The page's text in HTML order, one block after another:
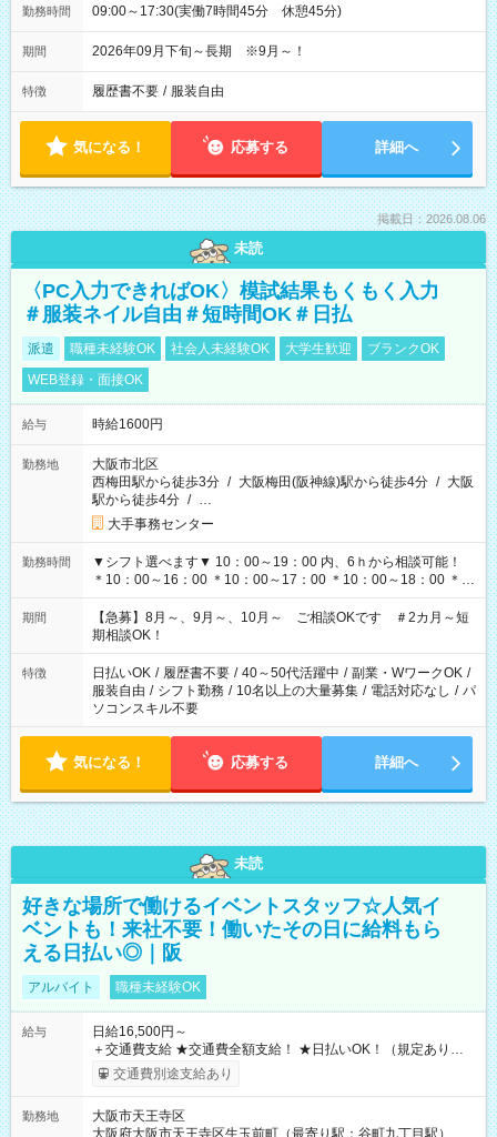
勤務時間 09:00～17:30(実働7時間45分 休憩45分)
期間 2026年09月下旬～長期 ※9月～！
特徴 履歴書不要 / 服装自由
気になる！ 応募する 詳細へ
掲載日：2026.08.06
未読
〈PC入力できればOK〉模試結果もくもく入力
＃服装ネイル自由＃短時間OK＃日払
派遣 職種未経験OK 社会人未経験OK 大学生歓迎
ブランクOK
WEB登録・面接OK
給与 時給1600円
勤務地
大阪市北区
西梅田駅から徒歩3分 / 大阪梅田(阪神線)駅から徒歩4分 / 大阪
駅から徒歩4分 / …
大手事務センター
勤務時間
▼シフト選べます▼ 10：00～19：00 内、6ｈから相談可能！
＊10：00～16：00 ＊10：00～17：00 ＊10：00～18：00 ＊
11：00～19：00 ＊12：00～19：00 ＊13：00～19：00
期間
【急募】8月～、9月～、10月～ ご相談OKです ＃2カ月～短
期相談OK！
特徴 日払いOK / 履歴書不要 / 40～50代活躍中 / 副業・WワークOK /
服装自由 / シフト勤務 / 10名以上の大量募集 / 電話対応なし / パ
ソコンスキル不要
気になる！ 応募する 詳細へ
未読
好きな場所で働けるイベントスタッフ☆人気イ
ベントも！来社不要！働いたその日に給料もら
える日払い◎｜阪
アルバイト 職種未経験OK
給与
日給16,500円～
＋交通費支給 ★交通費全額支給！ ★日払いOK！（規定あり） ┗
働いたその日に現金GET♪ お仕事後はコンビニATMから 日払
交通費別途支給あり
勤務地
大阪市天王寺区
大阪府大阪市天王寺区生玉前町（最寄り駅：谷町九丁目駅）